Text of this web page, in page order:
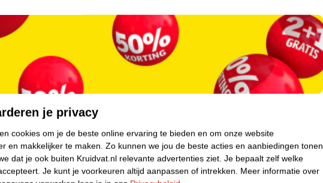
je privacy
cookies om je de beste online ervaring te bieden en om onze website
en makkelijker te maken. Zo kunnen we jou de beste acties en aanbiedingen tonen
dat je ook buiten Kruidvat.nl relevante advertenties ziet. Je bepaalt zelf welke
Je kunt je voorkeuren altijd aanpassen of intrekken. Meer informatie over